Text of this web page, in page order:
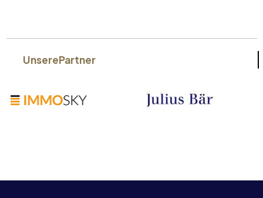
UnserePartner